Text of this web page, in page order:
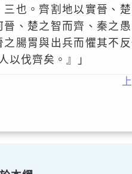
也。齊割地以實晉、
、楚之智而齊、秦之
腸胃與出兵而懼其不
以伐齊矣。』」